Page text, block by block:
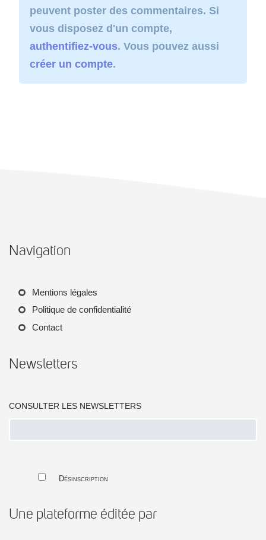
peuvent poster des commentaires. Si
vous disposez d'un compte,
authentifiez-vous. Vous pouvez aussi
créer un compte.
Navigation
Mentions légales
Politique de confidentialité
Contact
Newsletters
CONSULTER LES NEWSLETTERS
Désinscription
Une plateforme éditée par